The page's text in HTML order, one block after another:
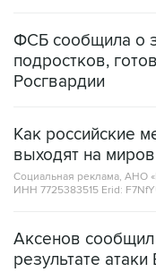
ФСБ сообщила о
подростков,
Росгвардии
Как российские
выходят на
Социальная реклама, АНО
ИНН 7725383515 Erid:
Аксенов
результате